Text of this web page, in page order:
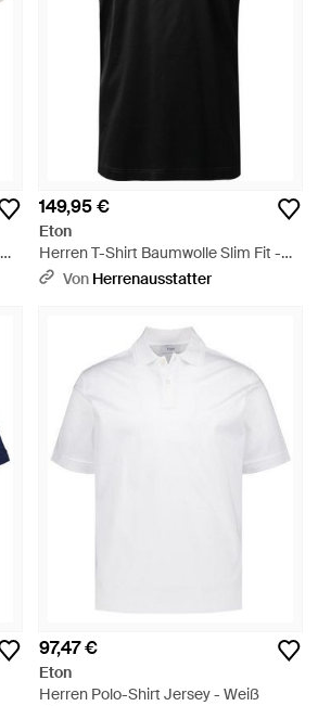
149,95 €
Eton
Herren T-Shirt Baumwolle Slim Fit -
Schwarz
Von Herrenausstatter
97,47 €
Eton
Herren Polo-Shirt Jersey - Weiß